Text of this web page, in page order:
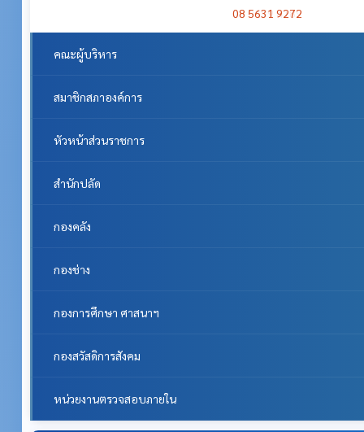
08 5631 9272
คณะผู้บริหาร
สมาชิกสภาองค์การ
หัวหน้าส่วนราชการ
สำนักปลัด
กองคลัง
กองช่าง
กองการศึกษา ศาสนาฯ
กองสวัสดิการสังคม
หน่วยงานตรวจสอบภายใน